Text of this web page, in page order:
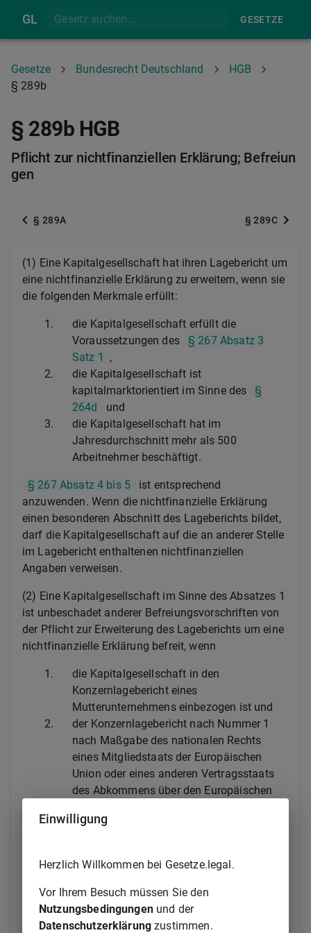
GL GESETZE
Gesetze Bundesrecht Deutschland
HGB
§ 289b
§ 289b HGB
Pflicht zur nichtfinanziellen Erklärung; Befreiun
gen
§ 289A § 289C
(1) Eine Kapitalgesellschaft hat ihren Lagebericht um
eine nichtfinanzielle Erklärung zu erweitern, wenn sie
die folgenden Merkmale erfüllt:
1.
die Kapitalgesellschaft erfüllt die
Voraussetzungen des
§ 267 Absatz 3
Satz 1
,
2.
die Kapitalgesellschaft ist
kapitalmarktorientiert im Sinne des
§
264d
und
3.
die Kapitalgesellschaft hat im
Jahresdurchschnitt mehr als 500
Arbeitnehmer beschäftigt.
§ 267 Absatz 4 bis 5
ist entsprechend
anzuwenden. Wenn die nichtfinanzielle Erklärung
einen besonderen Abschnitt des Lageberichts bildet,
darf die Kapitalgesellschaft auf die an anderer Stelle
im Lagebericht enthaltenen nichtfinanziellen
Angaben verweisen.
(2) Eine Kapitalgesellschaft im Sinne des Absatzes 1
ist unbeschadet anderer Befreiungsvorschriften von
der Pflicht zur Erweiterung des Lageberichts um eine
nichtfinanzielle Erklärung befreit, wenn
1.
die Kapitalgesellschaft in den
Konzernlagebericht eines
Mutterunternehmens einbezogen ist und
2.
der Konzernlagebericht nach Nummer 1
nach Maßgabe des nationalen Rechts
eines Mitgliedstaats der Europäischen
Union oder eines anderen Vertragsstaats
des Abkommens über den Europäischen
Richtlinie 2013/34/EU
enthält.
Satz 1 gilt entsprechend, wenn das
Mutterunternehmen im Sinne von Satz 1 einen
gesonderten nichtfinanziellen Konzernbericht nach
Einwilligung
Herzlich Willkommen bei Gesetze.legal.
Vor Ihrem Besuch müssen Sie den
Nutzungsbedingungenund der
Datenschutzerklärung zustimmen.